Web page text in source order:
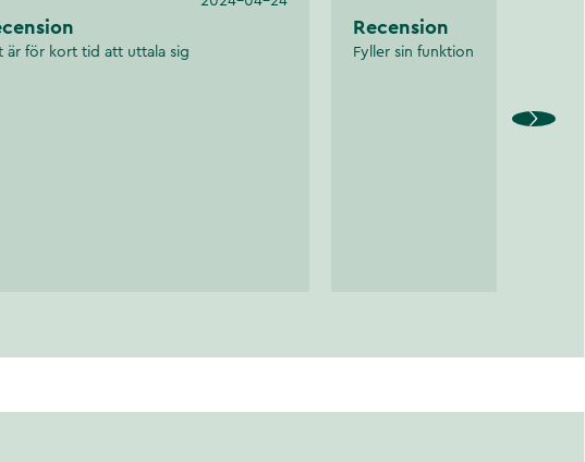
är för kort tid att uttala sig
Recension
Fyller sin funktion